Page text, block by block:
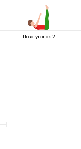
Поза уголок 2